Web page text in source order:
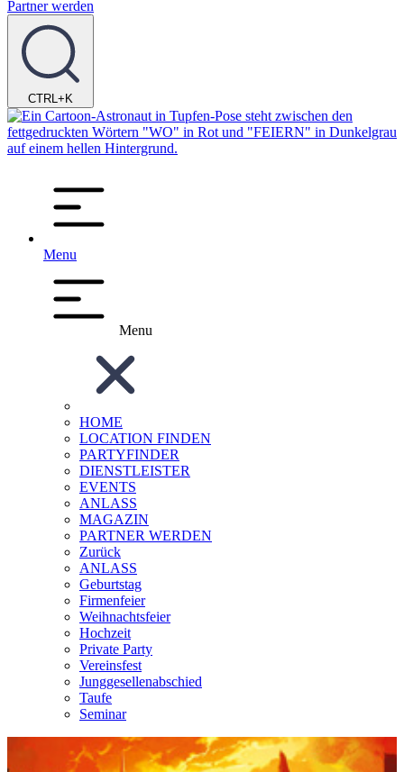
Partner werden
CTRL+K
Menu
Menu
HOME
LOCATION FINDEN
PARTYFINDER
DIENSTLEISTER
EVENTS
ANLASS
MAGAZIN
PARTNER WERDEN
Zurück
ANLASS
Geburtstag
Firmenfeier
Weihnachtsfeier
Hochzeit
Private Party
Vereinsfest
Junggesellenabschied
Taufe
Seminar